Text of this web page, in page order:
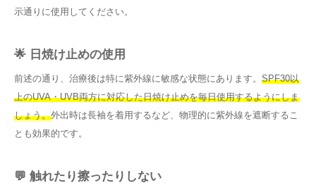
示通りに使用してください。
🌟 日焼け止めの使用
前述の通り、治療後は特に紫外線に敏感な状態にあります。 SPF30以
上のUVA・UVB両方に対応した日焼け止めを毎日使用するようにしま
しょう。外出時は長袖を着用するなど、物理的に紫外線を遮断するこ
とも効果的です。
💬 触れたり擦ったりしない